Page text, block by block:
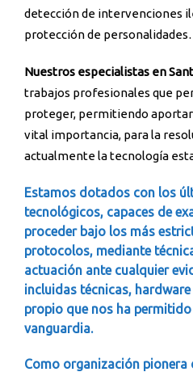
detección de intervenciones
protección de
Nuestros especialistas en
trabajos profesionales que
proteger, permitiendo aportar
vital importancia, para la
actualmente la tecnología
Estamos dotados con los
tecnológicos, capaces de
proceder bajo los más
protocolos, mediante
actuación ante cualquier
incluidas técnicas,
propio que nos ha
vanguardia.
Como organización pionera